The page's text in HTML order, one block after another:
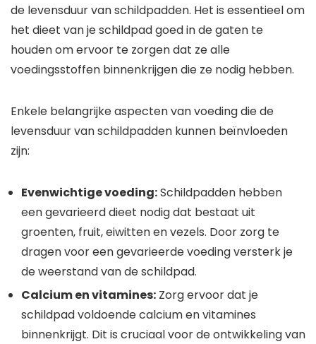
de levensduur van schildpadden. Het is essentieel om
het dieet van je schildpad goed in de gaten te
houden om ervoor te zorgen dat ze alle
voedingsstoffen binnenkrijgen die ze nodig hebben.
Enkele belangrijke aspecten van voeding die de
levensduur van schildpadden kunnen beïnvloeden
zijn:
Evenwichtige voeding:Schildpadden hebben
een gevarieerd dieet nodig dat bestaat uit
groenten, fruit, eiwitten en vezels. Door zorg te
dragen voor een gevarieerde voeding versterk je
de weerstand van de schildpad.
Calcium en vitamines: Zorg ervoor dat je
schildpad voldoende calcium en vitamines
binnenkrijgt. Dit is cruciaal voor de ontwikkeling van